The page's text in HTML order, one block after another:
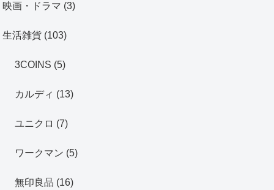
映画・ドラマ (3)
生活雑貨 (103)
3COINS (5)
カルディ (13)
ユニクロ (7)
ワークマン (5)
無印良品 (16)